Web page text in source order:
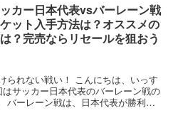
カー日本代表vsバーレーン戦
ット入手方法は？オススメの
？完売ならリセールを狙おう
こんにちは、いっす
す